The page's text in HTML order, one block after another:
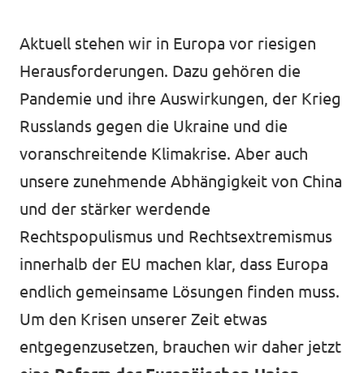
Hochspannung - powered by Volt - Podcast
Leichte Sprache
Jobs bei Volt
Transparenz
Datenschutz
Aktuell stehen wir in Europa vor riesigen
Herausforderungen. Dazu gehören die
Pandemie und ihre Auswirkungen, der Krieg
Russlands gegen die Ukraine und die
voranschreitende Klimakrise. ​​Aber auch
unsere zunehmende Abhängigkeit von China
und der stärker werdende
Rechtspopulismus und Rechtsextremismus
innerhalb der EU machen klar, dass Europa
endlich gemeinsame Lösungen finden muss.
Um den Krisen unserer Zeit etwas
entgegenzusetzen, brauchen wir daher jetzt